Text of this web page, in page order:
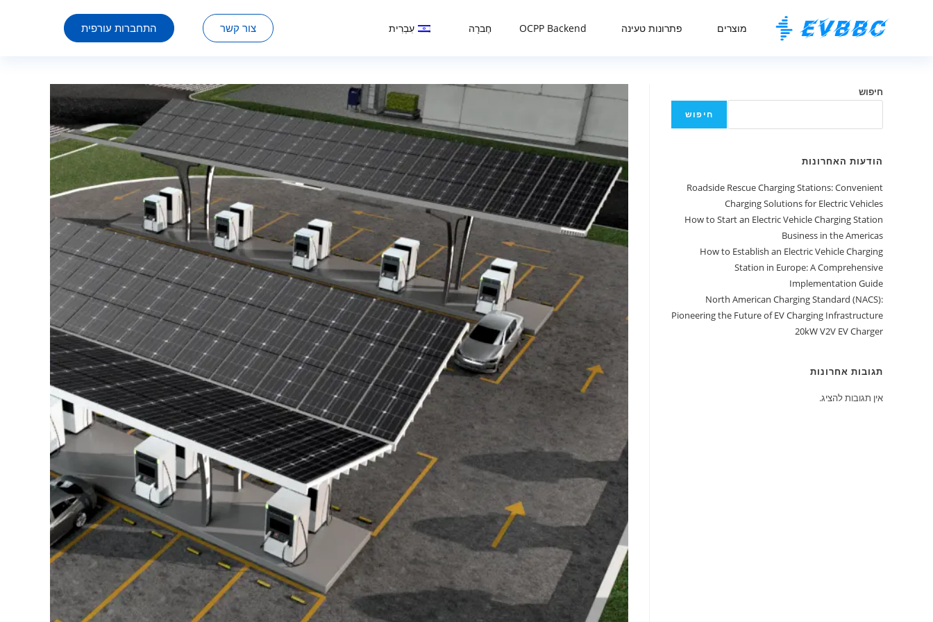
מוצרים פתרונות טעינה OCPP Backend חֶברָה עִבְרִית צור קשר התחברות עורפית
חיפוש
חיפוש
הודעות האחרונות
Roadside Rescue Charging Stations: Convenient
Charging Solutions for Electric Vehicles
How to Start an Electric Vehicle Charging Station
Business in the Americas
How to Establish an Electric Vehicle Charging
Station in Europe: A Comprehensive
Implementation Guide
North American Charging Standard (NACS):
Pioneering the Future of EV Charging Infrastructure
20kW V2V EV Charger
תגובות אחרונות
אין תגובות להציג.